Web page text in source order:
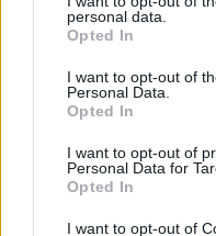
personal data.
Opted In
I want to opt-out of
Personal Data.
Opted In
I want to opt-out of
Personal Data for
Opted In
I want to opt-out of